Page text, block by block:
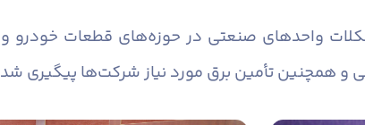
واحدهای صنعتی در حوزه‌های قطعات خودرو
و همچنین تأمین برق مورد نیاز شرکت‌ها پیگیری